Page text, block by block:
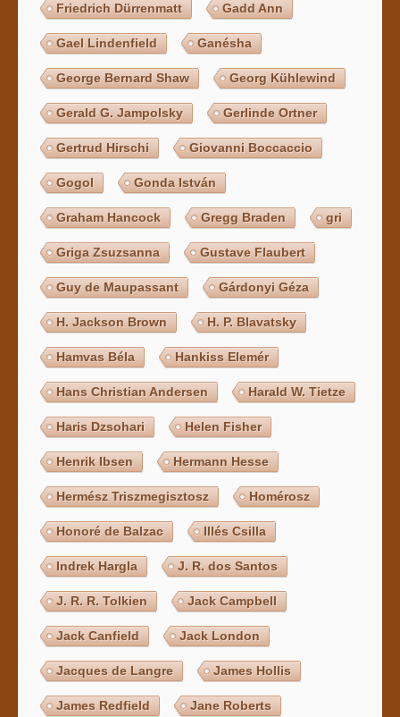
Friedrich Dürrenmatt Gadd Ann
Gael Lindenfield Ganésha
George Bernard Shaw Georg Kühlewind
Gerald G. Jampolsky Gerlinde Ortner
Gertrud Hirschi Giovanni Boccaccio
Gogol Gonda István
Graham Hancock Gregg Braden gri
Griga Zsuzsanna Gustave Flaubert
Guy de Maupassant Gárdonyi Géza
H. Jackson Brown H. P. Blavatsky
Hamvas Béla Hankiss Elemér
Hans Christian Andersen Harald W. Tietze
Haris Dzsohari Helen Fisher
Henrik Ibsen Hermann Hesse
Hermész Triszmegisztosz Homérosz
Honoré de Balzac Illés Csilla
Indrek Hargla J. R. dos Santos
J. R. R. Tolkien Jack Campbell
Jack Canfield Jack London
Jacques de Langre James Hollis
James Redfield Jane Roberts